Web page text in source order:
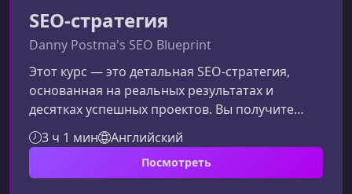
SEO-стратегия
Danny Postma's SEO Blueprint
Этот курс — это детальная SEO-стратегия,
основанная на реальных результатах и
десятках успешных проектов. Вы получите
пошаговую систему, которая поможет
выводить сайты в топ Google даже в
конкурентных нишах.Что вы узнаете на
3 ч 1 мин Английский
Посмотреть